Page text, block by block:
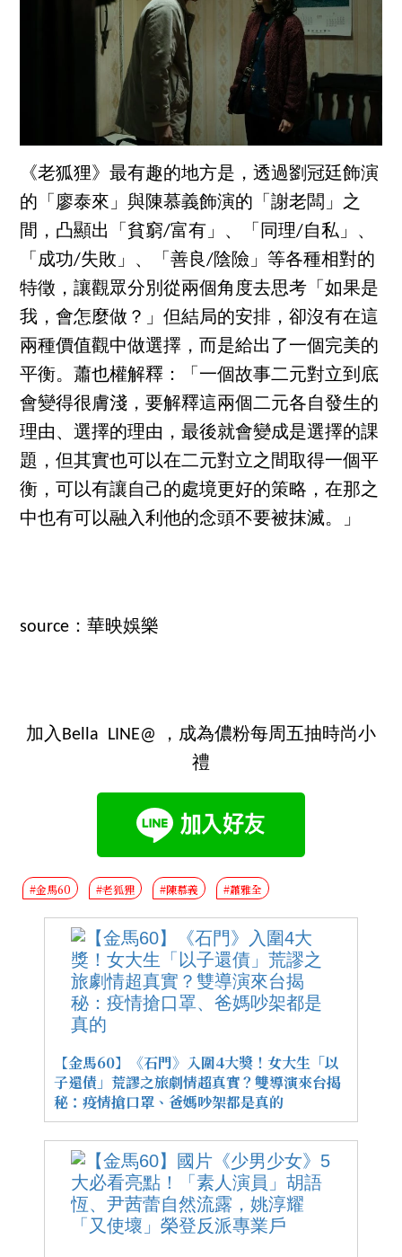
《老狐狸》最有趣的地方是，透過劉冠廷飾演
的「廖泰來」與陳慕義飾演的「謝老闆」之
間，凸顯出「貧窮/富有」、「同理/自私」、
「成功/失敗」、「善良/陰險」等各種相對的
特徵，讓觀眾分別從兩個角度去思考「如果是
我，會怎麼做？」但結局的安排，卻沒有在這
兩種價值觀中做選擇，而是給出了一個完美的
平衡。蕭也權解釋：「一個故事二元對立到底
會變得很膚淺，要解釋這兩個二元各自發生的
理由、選擇的理由，最後就會變成是選擇的課
題，但其實也可以在二元對立之間取得一個平
衡，可以有讓自己的處境更好的策略，在那之
中也有可以融入利他的念頭不要被抹滅。」
source：華映娛樂
加入Bella LINE@ ，成為儂粉每周五抽時尚小
禮
#金馬60 #老狐狸 #陳慕義 #蕭雅全
【金馬60】《石門》入圍4大獎！女大生「以
子還債」荒謬之旅劇情超真實？雙導演來台揭
秘：疫情搶口罩、爸媽吵架都是真的